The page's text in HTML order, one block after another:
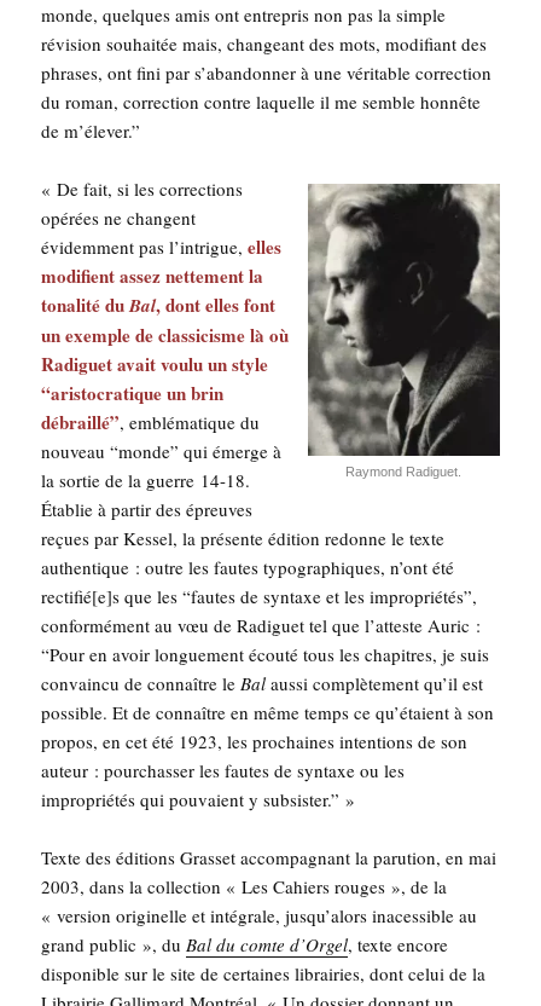
monde, quelques amis ont entre­pris non pas la simple
révi­sion sou­hai­tée mais, chan­geant des mots, modi­fiant des
phrases, ont fini par s’a­ban­don­ner à une véri­table cor­rec­tion
du roman, cor­rec­tion contre laquelle il me semble hon­nête
de m’élever.”
Ray­mond Radiguet.
« De fait, si les cor­rec­tions
opé­rées ne changent
évi­dem­ment pas l’in­trigue,elles
modi­fient assez net­te­ment la
tona­li­té duBal, dont elles font
un exemple de clas­si­cisme là où
Radi­guet avait vou­lu un style
“aris­to­cra­tique un brin
débraillé”, emblé­ma­tique du
nou­veau “monde” qui émerge à
la sor­tie de la guerre 14-18.
Éta­blie à par­tir des épreuves
reçues par Kes­sel, la pré­sente édi­tion redonne le texte
authen­tique : outre les fautes typo­gra­phiques, n’ont été
rectifié[e]s que les “fautes de syn­taxe et les impro­prié­tés”,
confor­mé­ment au vœu de Radi­guet tel que l’at­teste Auric :
“Pour en avoir lon­gue­ment écou­té tous les cha­pitres, je suis
convain­cu de connaître le Bal aus­si com­plè­te­ment qu’il est
pos­sible. Et de connaître en même temps ce qu’é­taient à son
pro­pos, en cet été 1923, les pro­chaines inten­tions de son
auteur : pour­chas­ser les fautes de syn­taxe ou les
impro­prié­tés qui pou­vaient y subsister.” »
Texte des édi­tions Gras­set accom­pa­gnant la paru­tion, en mai
2003, dans la col­lec­tion « Les Cahiers rouges », de la
« ver­sion ori­gi­nelle et inté­grale, jus­qu’a­lors inaces­sible au
grand public », duBal du comte d’Or­gel, texte encore
dis­po­nible sur le site de cer­taines librai­ries, dont celui de la